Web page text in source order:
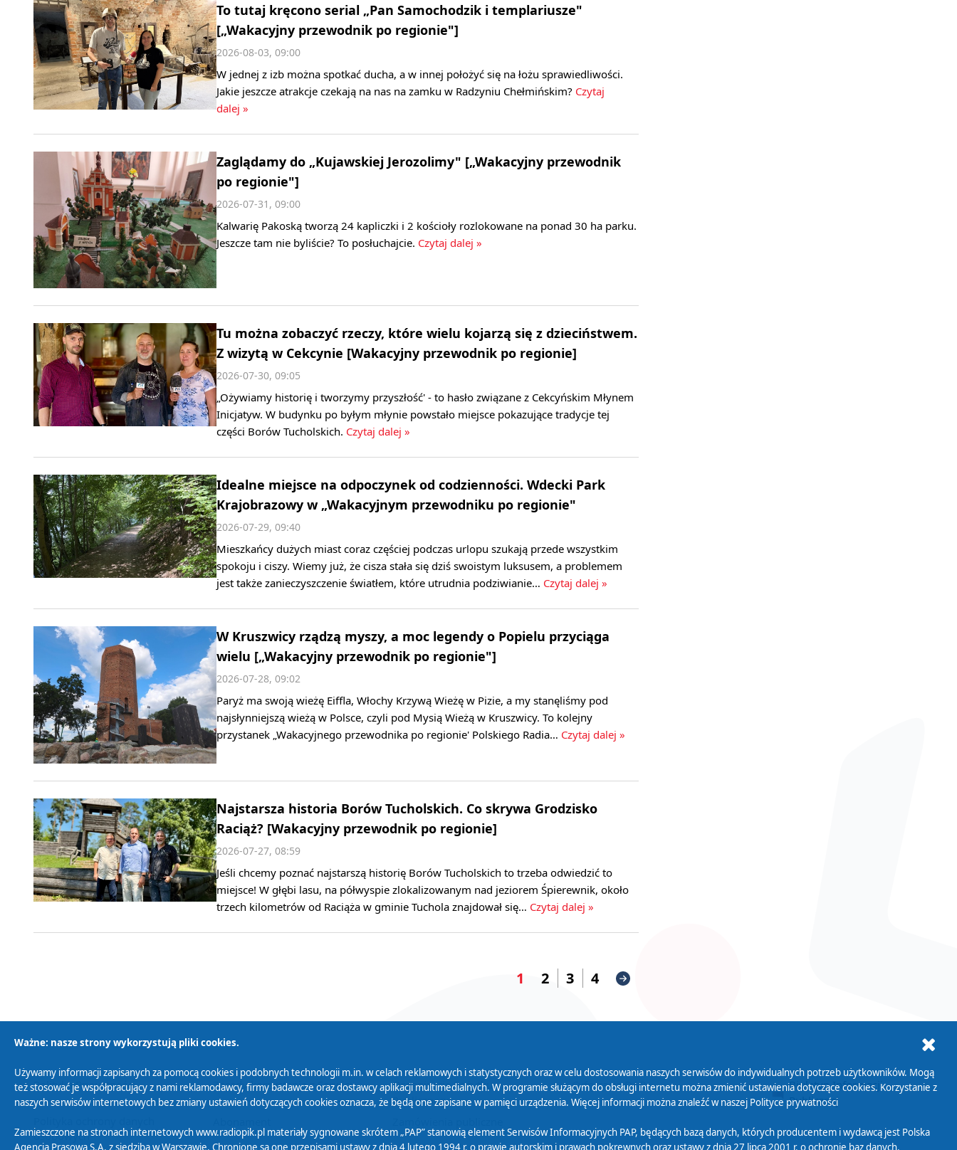
To tutaj kręcono serial „Pan Samochodzik i templariusze"
[„Wakacyjny przewodnik po regionie"]
2026-08-03, 09:00
W jednej z izb można spotkać ducha, a w innej położyć się na łożu sprawiedliwości.
Jakie jeszcze atrakcje czekają na nas na zamku w Radzyniu Chełmińskim? Czytaj
dalej »
Zaglądamy do „Kujawskiej Jerozolimy" [„Wakacyjny przewodnik
po regionie"]
2026-07-31, 09:00
Kalwarię Pakoską tworzą 24 kapliczki i 2 kościoły rozlokowane na ponad 30 ha parku.
Jeszcze tam nie byliście? To posłuchajcie. Czytaj dalej »
Tu można zobaczyć rzeczy, które wielu kojarzą się z dzieciństwem.
Z wizytą w Cekcynie [Wakacyjny przewodnik po regionie]
2026-07-30, 09:05
„Ożywiamy historię i tworzymy przyszłość' - to hasło związane z Cekcyńskim Młynem
Inicjatyw. W budynku po byłym młynie powstało miejsce pokazujące tradycje tej
części Borów Tucholskich. Czytaj dalej »
Idealne miejsce na odpoczynek od codzienności. Wdecki Park
Krajobrazowy w „Wakacyjnym przewodniku po regionie"
2026-07-29, 09:40
Mieszkańcy dużych miast coraz częściej podczas urlopu szukają przede wszystkim
spokoju i ciszy. Wiemy już, że cisza stała się dziś swoistym luksusem, a problemem
jest także zanieczyszczenie światłem, które utrudnia podziwianie… Czytaj dalej »
W Kruszwicy rządzą myszy, a moc legendy o Popielu przyciąga
wielu [„Wakacyjny przewodnik po regionie"]
2026-07-28, 09:02
Paryż ma swoją wieżę Eiffla, Włochy Krzywą Wieżę w Pizie, a my stanęliśmy pod
najsłynniejszą wieżą w Polsce, czyli pod Mysią Wieżą w Kruszwicy. To kolejny
przystanek „Wakacyjnego przewodnika po regionie' Polskiego Radia… Czytaj dalej »
Najstarsza historia Borów Tucholskich. Co skrywa Grodzisko
Raciąż? [Wakacyjny przewodnik po regionie]
2026-07-27, 08:59
Jeśli chcemy poznać najstarszą historię Borów Tucholskich to trzeba odwiedzić to
miejsce! W głębi lasu, na półwyspie zlokalizowanym nad jeziorem Śpierewnik, około
trzech kilometrów od Raciąża w gminie Tuchola znajdował się… Czytaj dalej »
1 2 3 4
Polityka Prywatności Zasady korzystania z Serwisu
Organizacje Pożytku
Publicznego
Cyfryzacja DAB+
osobowych
Biuletyn Informacji
Publicznej
Ważne: nasze strony wykorzystują pliki cookies.
Używamy informacji zapisanych za pomocą cookies i podobnych technologii m.in. w celach reklamowych i statystycznych oraz w celu dostosowania naszych serwisów do indywidualnych potrzeb użytkowników. Mogą
też stosować je współpracujący z nami reklamodawcy, firmy badawcze oraz dostawcy aplikacji multimedialnych. W programie służącym do obsługi internetu można zmienić ustawienia dotyczące cookies. Korzystanie z
naszych serwisów internetowych bez zmiany ustawień dotyczących cookies oznacza, że będą one zapisane w pamięci urządzenia. Więcej informacji można znaleźć w naszej Polityce prywatności
Zamieszczone na stronach internetowych www.radiopik.pl materiały sygnowane skrótem „PAP” stanowią element Serwisów Informacyjnych PAP, będących bazą danych, których producentem i wydawcą jest Polska
Agencja Prasowa S.A. z siedzibą w Warszawie. Chronione są one przepisami ustawy z dnia 4 lutego 1994 r. o prawie autorskim i prawach pokrewnych oraz ustawy z dnia 27 lipca 2001 r. o ochronie baz danych.